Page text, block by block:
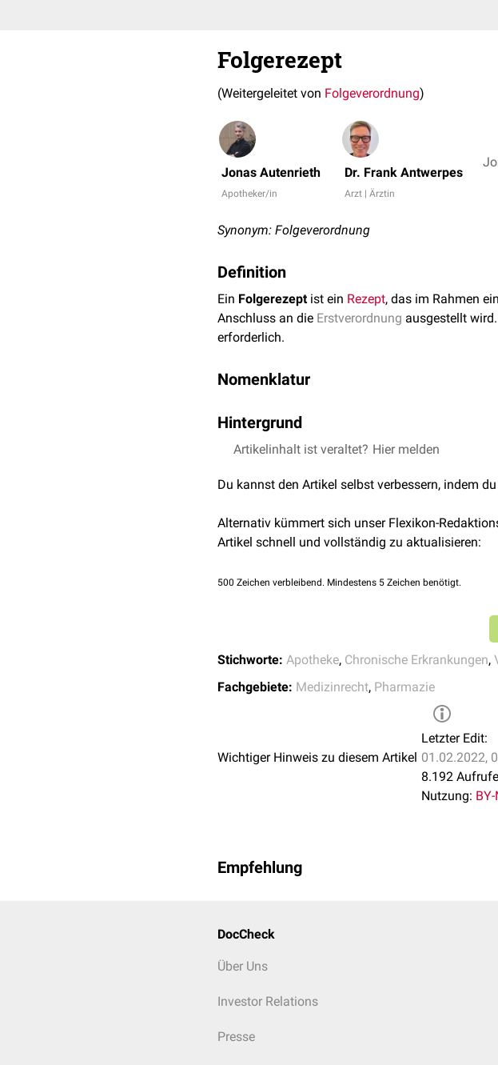
Folgerezept
(Weitergeleitet von Folgeverordnung)
Jonas Autenrieth
Apotheker/in
Dr. Frank Antwerpes
Arzt | Ärztin
Synonym: Folgeverordnung
Definition
Ein Folgerezeptist ein Rezept, das im Rahmen
Anschluss an die Erstverordnung ausgestellt
erforderlich.
Nomenklatur
Begriff hat im Arzneimittelrecht jedoch eine
Hintergrund
Auch bei Folgeverordnungen muss der Arzt für
Kontakt mit der Nummer 2 eine eigenständige
Artikelinhalt ist veraltet? Hier melden
Du kannst den Artikel selbst verbessern, indem
Alternativ kümmert sich unser Flexikon-
Artikel schnell und vollständig zu aktualisieren:
500 Zeichen verbleibend. Mindestens 5 Zeichen benötigt.
Stichworte: Apotheke, Chronische Erkrankungen,
Fachgebiete: Medizinrecht, Pharmazie
Wichtiger Hinweis zu diesem Artikel
Letzter Edit:
01.02.2022,
8.192 Aufrufe
Nutzung:
Empfehlung
DocCheck
Über Uns
Investor Relations
Presse